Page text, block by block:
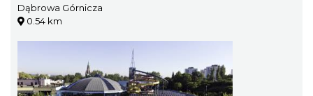
Dąbrowa Górnicza
0.54 km